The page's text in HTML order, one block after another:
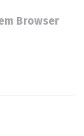
Browser